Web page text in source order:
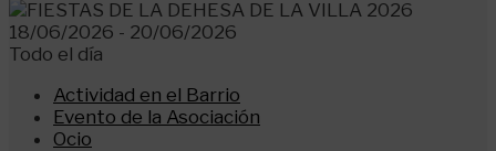
18/06/2026 - 20/06/2026
Todo el día
Actividad en el Barrio
Evento de la Asociación
Ocio